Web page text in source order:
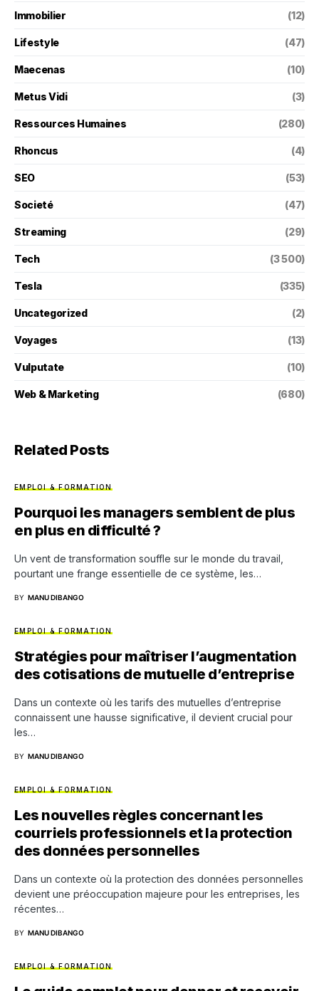
Immobilier (12)
Lifestyle (47)
Maecenas (10)
Metus Vidi (3)
Ressources Humaines (280)
Rhoncus (4)
SEO (53)
Societé (47)
Streaming (29)
Tech (3 500)
Tesla (335)
Uncategorized (2)
Voyages (13)
Vulputate (10)
Web & Marketing (680)
Related Posts
EMPLOI & FORMATION
Pourquoi les managers semblent de plus
en plus en difficulté ?
Un vent de transformation souffle sur le monde du travail,
pourtant une frange essentielle de ce système, les…
BY MANU DIBANGO
EMPLOI & FORMATION
Stratégies pour maîtriser l’augmentation
des cotisations de mutuelle d’entreprise
Dans un contexte où les tarifs des mutuelles d’entreprise
connaissent une hausse significative, il devient crucial pour
les…
BY MANU DIBANGO
EMPLOI & FORMATION
Les nouvelles règles concernant les
courriels professionnels et la protection
des données personnelles
Dans un contexte où la protection des données personnelles
devient une préoccupation majeure pour les entreprises, les
récentes…
BY MANU DIBANGO
EMPLOI & FORMATION